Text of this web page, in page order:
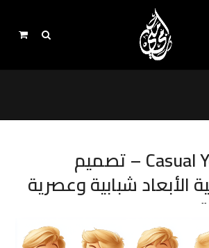
Casual Youth Series – تصميم
الأبعاد شبابية وعصرية